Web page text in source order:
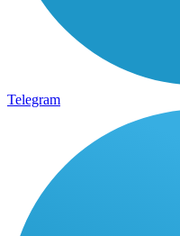
Telegram